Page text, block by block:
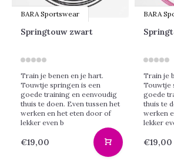
BARA Sportswear
Springtouw zwart
Train je benen en je hart.
Touwtje springen is een
goede training en eenvoudig
thuis te doen. Even tussen het
werken en het eten door of
lekker even b
€19,00
BARA
Train je
Touwtje
goede
thuis te
werken
lekker
€19,00